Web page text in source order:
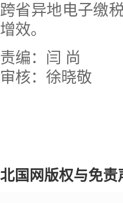
跨省异地电子缴
增效。
责编：闫 尚
审核：徐晓敬
北国网版权与免责